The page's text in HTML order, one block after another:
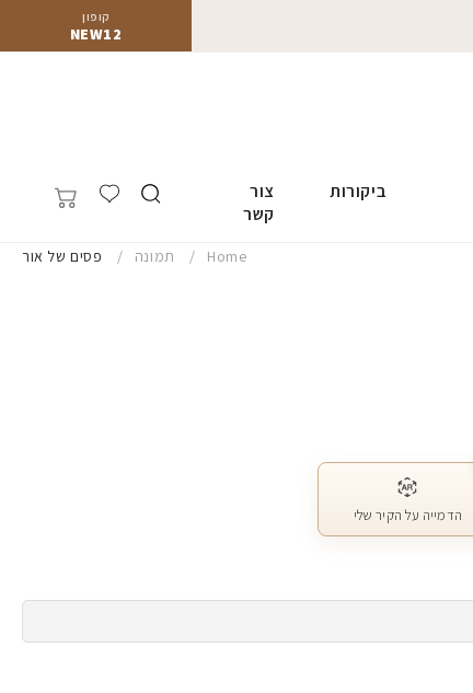
קופון
NEW12
ביקורות
צור
קשר
Home תמונה פסים של אור
הדמייה על הקיר שלי